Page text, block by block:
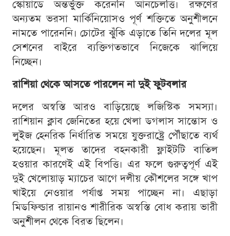
স্কোয়াডে অন্তর্ভুক্ত করেননি আনচেলত্তি। রক্ষণের
অন্যতম ভরসা মার্কিনিয়োসও পূর্ণ শক্তিতে অনুশীলনে
নামতে পারেননি। চোটের ঝুঁকি এড়াতে তিনি দলের মূল
সেশনের বাইরে ব্যক্তিগতভাবে নিজেকে ঝালিয়ে
নিচ্ছেন।
রাশিয়া থেকে আসতে পারলেন না দুই ফুটবলার
দলের অস্বস্তি আরও বাড়িয়েছে লজিস্টিক সমস্যা।
রাশিয়ান ক্লাব জেনিতের হয়ে খেলা ডগলাস সান্তোস ও
লুইজ হেনরিক নির্ধারিত সময়ে যুক্তরাষ্ট্রে পৌঁছাতে ব্যর্থ
হয়েছেন। মূলত তাদের বহনকারী ফ্লাইটটি বাতিল
হওয়ার কারণেই এই বিপত্তি। এর ফলে গুরুত্বপূর্ণ এই
দুই খেলোয়াড় ম্যাচের আগে দলীয় কৌশলের সঙ্গে খাপ
খাইয়ে নেওয়ার পর্যাপ্ত সময় পাচ্ছেন না। এছাড়া
মিডফিল্ডার রায়ানও শারীরিক অস্বস্তি বোধ করায় ভারী
অনুশীলন থেকে বিরত ছিলেন।